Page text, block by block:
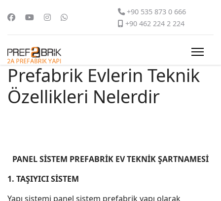
+90 535 873 0 666
+90 462 224 2 224
Prefabrik Evlerin Teknik
Özellikleri Nelerdir
PANEL SİSTEM PREFABRİK EV TEKNİK ŞARTNAMESİ
1. TAŞIYICI SİSTEM
Yapı sistemi panel sistem prefabrik yapı olarak